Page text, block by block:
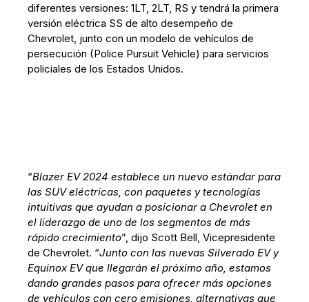
diferentes versiones: 1LT, 2LT, RS y tendrá la primera
versión eléctrica SS de alto desempeño de
Chevrolet, junto con un modelo de vehículos de
persecución (Police Pursuit Vehicle) para servicios
policiales de los Estados Unidos.
“Blazer EV 2024 establece un nuevo estándar para
las SUV eléctricas, con paquetes y tecnologías
intuitivas que ayudan a posicionar a Chevrolet en
el liderazgo de uno de los segmentos de más
rápido crecimiento”, dijo Scott Bell, Vicepresidente
de Chevrolet. “Junto con las nuevas Silverado EV y
Equinox EV que llegarán el próximo año, estamos
dando grandes pasos para ofrecer más opciones
de vehículos con cero emisiones, alternativas que